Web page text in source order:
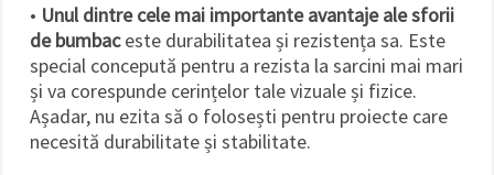
• Unul dintre cele mai importante avantaje ale sforii
de bumbaceste durabilitatea și rezistența sa. Este
special concepută pentru a rezista la sarcini mai mari
și va corespunde cerințelor tale vizuale și fizice.
Așadar, nu ezita să o folosești pentru proiecte care
necesită durabilitate și stabilitate.